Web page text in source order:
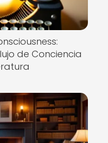
de Conciencia